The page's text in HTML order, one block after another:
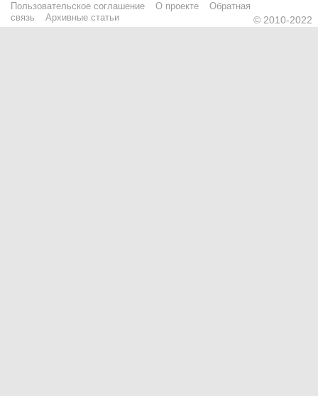
Пользовательское соглашение О проекте
Обратная
связь
Архивные статьи © 2010-2022